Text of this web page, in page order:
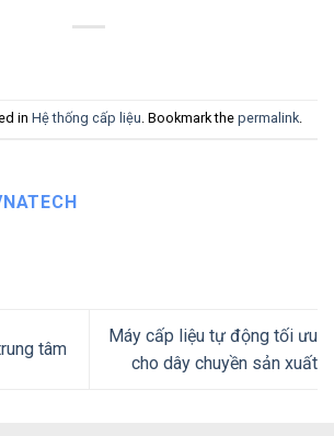
in Hệ thống cấp liệu . Bookmark the permalink
tâm
Máy cấp liệu tự động tối ưu
cho dây chuyền sản xuất